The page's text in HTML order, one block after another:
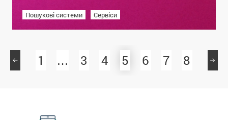
Пошукові системи Сервіси
1 … 3 4 5 6 7 8